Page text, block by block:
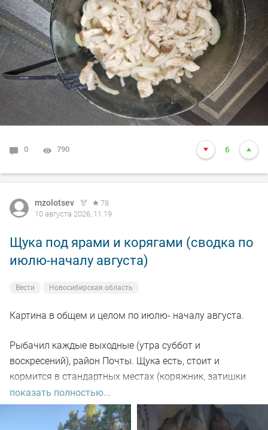
0 790 6
mzolotsev
78
10 августа 2026, 11:19
Щука под ярами и корягами (сводка по
июлю-началу августа)
Вести Новосибирская область
Картина в общем и целом по июлю- началу августа.
Рыбачил каждые выходные (утра суббот и
воскресений), район Почты. Щука есть, стоит и
кормится в стандартных местах (коряжник, затишки
под глубокими берегами), но халявы нет - приходится
искать и тогда успех есть и будет).
показать полностью...